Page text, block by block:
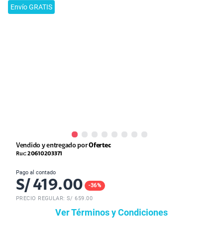
Envío GRATIS
Vendido y entregado porOfertec
Ruc:20610203371
Pago al contado
S/ 419.00 -36%
PRECIO REGULAR: S/659.00
Ver Términos y Condiciones